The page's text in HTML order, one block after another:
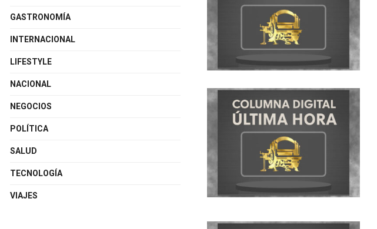
GASTRONOMÍA
INTERNACIONAL
LIFESTYLE
NACIONAL
NEGOCIOS
POLÍTICA
SALUD
TECNOLOGÍA
VIAJES